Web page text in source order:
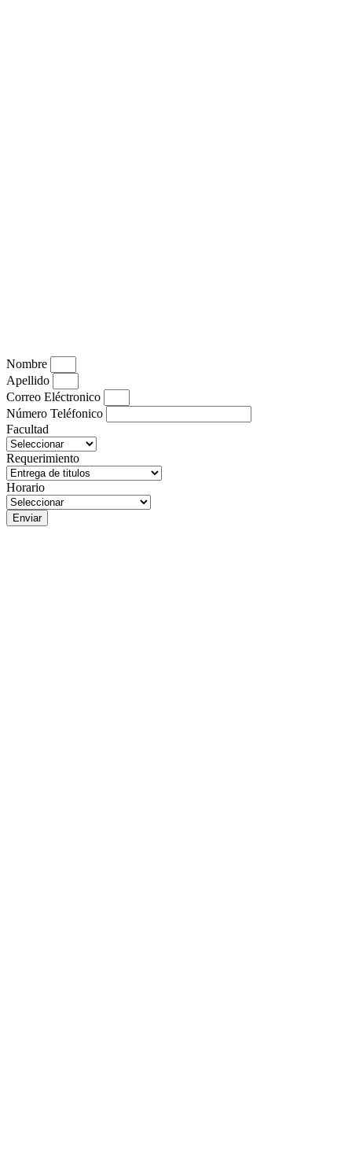
Nombre
Apellido
Correo Eléctronico
Número Teléfonico
Facultad
Requerimiento
Horario
Enviar